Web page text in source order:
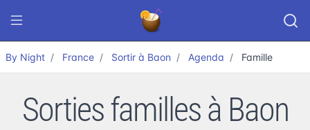
By Night France Sortir à Baon Agenda Famille
Sorties familles à Baon